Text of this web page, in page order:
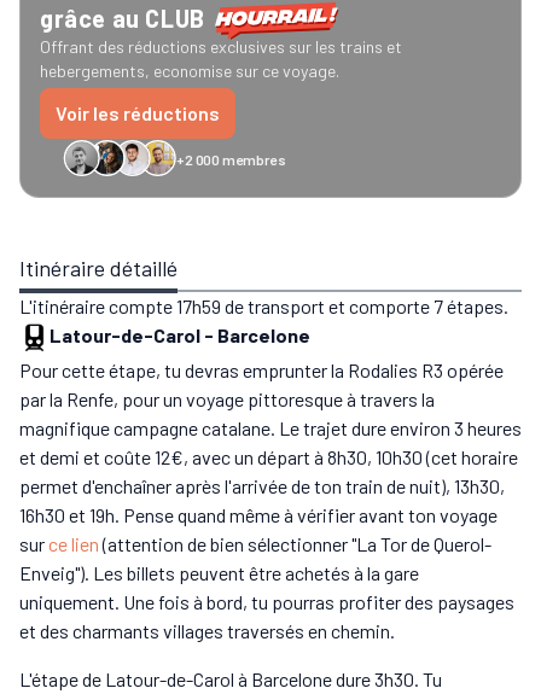
grâce au CLUB
Offrant des réductions exclusives sur les trains et
hebergements, economise sur ce voyage.
Voir les réductions
+2 000 membres
GreenGo Caledonian
Itinéraire détaillé
L'itinéraire compte 17h59 de transport et comporte 7 étapes.
Latour-de-Carol - Barcelone
Pour cette étape, tu devras emprunter la Rodalies R3 opérée
par la Renfe, pour un voyage pittoresque à travers la
magnifique campagne catalane. Le trajet dure environ 3 heures
et demi et coûte 12€, avec un départ à 8h30, 10h30 (cet horaire
permet d'enchaîner après l'arrivée de ton train de nuit), 13h30,
16h30 et 19h. Pense quand même à vérifier avant ton voyage
sur ce lien(attention de bien sélectionner "La Tor de Querol-
Enveig"). Les billets peuvent être achetés à la gare
uniquement. Une fois à bord, tu pourras profiter des paysages
et des charmants villages traversés en chemin.
L'étape de Latour-de-Carol à Barcelone dure 3h30. Tu